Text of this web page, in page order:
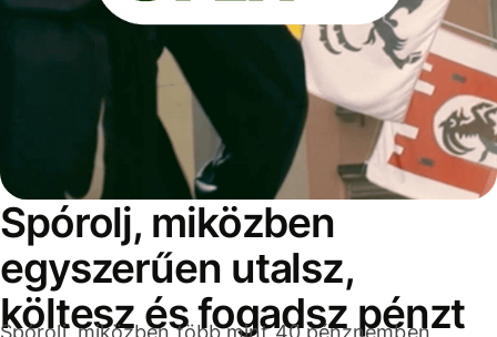
Spórolj, miközben
egyszerűen utalsz,
költesz és fogadsz pénzt
Spórolj, miközben több mint 40 pénznemben